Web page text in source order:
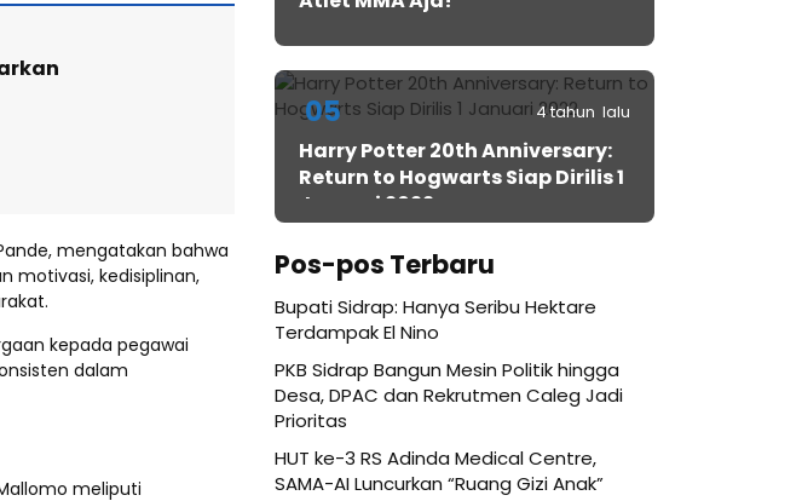
mengatakan bahwa
motivasi, kedisiplinan,
kepada pegawai
dalam
meliputi
05 4 tahun lalu
Harry Potter 20th Anniversary:
Return to Hogwarts Siap Dirilis 1
Januari 2022
Pos-pos Terbaru
Bupati Sidrap: Hanya Seribu Hektare
Terdampak El Nino
PKB Sidrap Bangun Mesin Politik hingga
Desa, DPAC dan Rekrutmen Caleg Jadi
Prioritas
HUT ke-3 RS Adinda Medical Centre,
SAMA-AI Luncurkan “Ruang Gizi Anak”